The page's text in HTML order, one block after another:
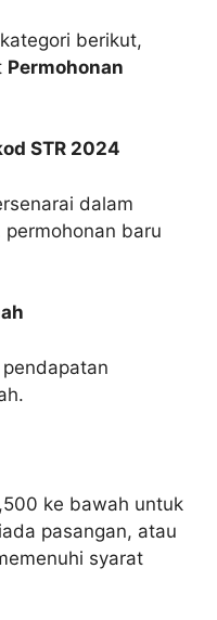
berikut,
Permohonan
STR 2024
dalam
permohonan baru
ke bawah untuk
pasangan, atau
syarat